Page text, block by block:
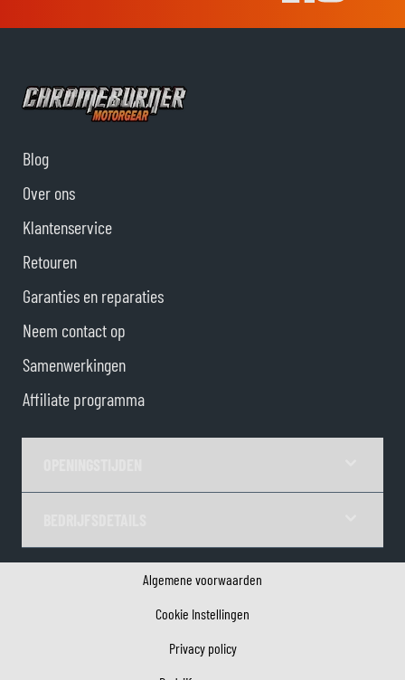
Blog
Over ons
Klantenservice
Retouren
Garanties en reparaties
Neem contact op
Samenwerkingen
Affiliate programma
Algemene voorwaarden
Cookie Instellingen
Privacy policy